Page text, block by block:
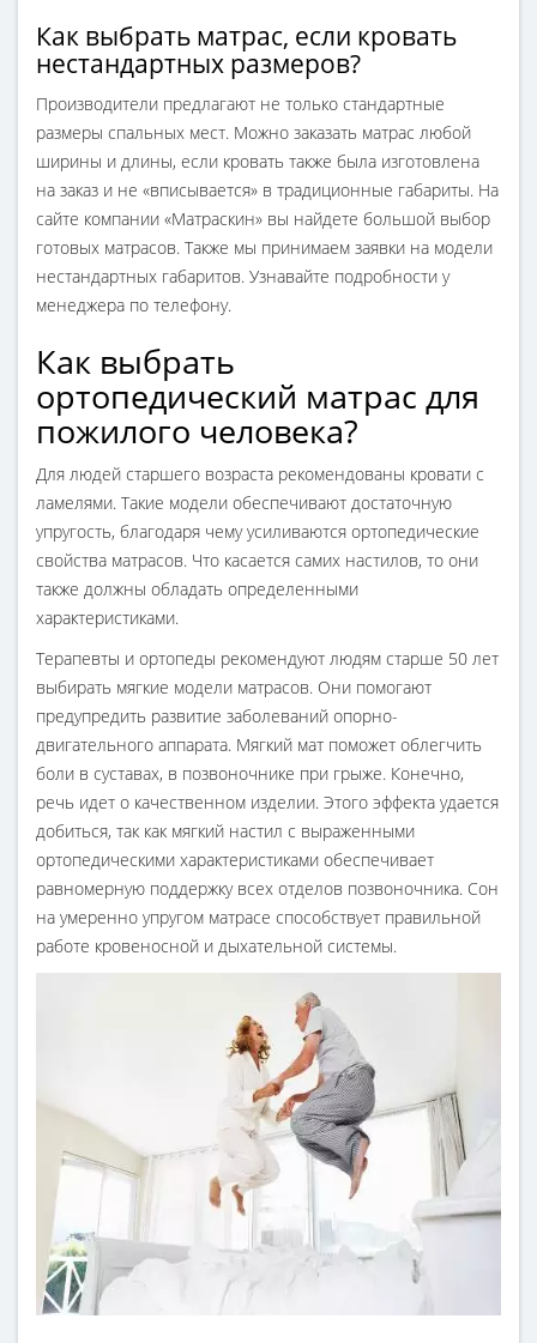
Как выбрать матрас, если кровать
нестандартных размеров?
Производители предлагают не только стандартные
размеры спальных мест. Можно заказать матрас любой
ширины и длины, если кровать также была изготовлена
на заказ и не «вписывается» в традиционные габариты. На
сайте компании «Матраскин» вы найдете большой выбор
готовых матрасов. Также мы принимаем заявки на модели
нестандартных габаритов. Узнавайте подробности у
менеджера по телефону.
Как выбрать
ортопедический матрас для
пожилого человека?
Для людей старшего возраста рекомендованы кровати с
ламелями. Такие модели обеспечивают достаточную
упругость, благодаря чему усиливаются ортопедические
свойства матрасов. Что касается самих настилов, то они
также должны обладать определенными
характеристиками.
Терапевты и ортопеды рекомендуют людям старше 50 лет
выбирать мягкие модели матрасов. Они помогают
предупредить развитие заболеваний опорно-
двигательного аппарата. Мягкий мат поможет облегчить
боли в суставах, в позвоночнике при грыже. Конечно,
речь идет о качественном изделии. Этого эффекта удается
добиться, так как мягкий настил с выраженными
ортопедическими характеристиками обеспечивает
равномерную поддержку всех отделов позвоночника. Сон
на умеренно упругом матрасе способствует правильной
работе кровеносной и дыхательной системы.